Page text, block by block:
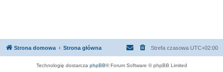
Strona domowa Strona główna Strefa czasowa UTC+02:00
Technologię dostarcza phpBB® Forum Software © phpBB Limited